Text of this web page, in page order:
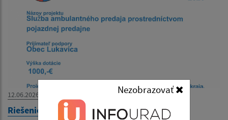
Nezobrazovať
12.06.2026
Riešenie potravinovej dostupnosti